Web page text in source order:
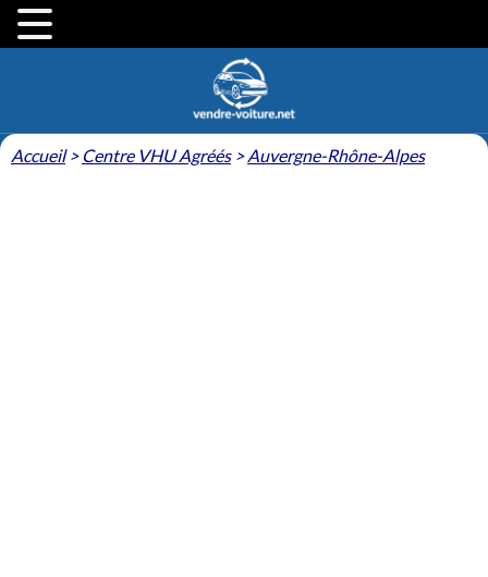
Accueil> Centre VHU Agréés>Auvergne-Rhône-Alpes